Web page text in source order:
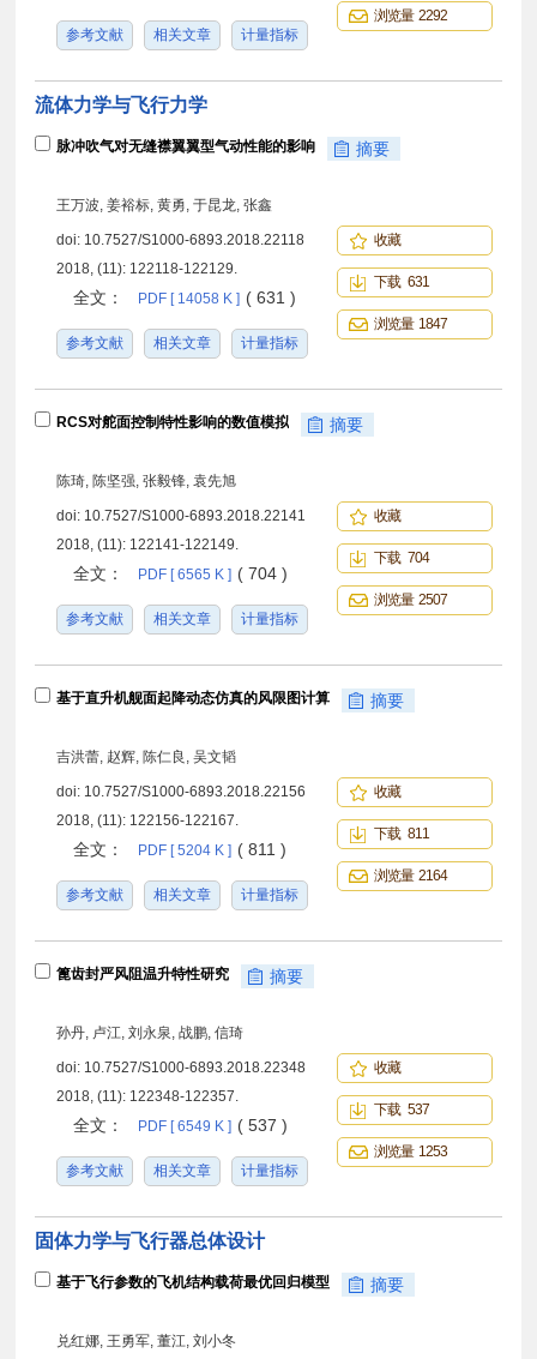
参考文献 相关文章 计量指标
浏览量 2292
流体力学与飞行力学
脉冲吹气对无缝襟翼翼型气动性能的影响 摘要
王万波, 姜裕标, 黄勇, 于昆龙, 张鑫
doi: 10.7527/S1000-6893.2018.22118
2018, (11): 122118-122129.
全文： PDF [ 14058 K ] ( 631 )
参考文献 相关文章 计量指标
收藏
下载 631
浏览量 1847
RCS对舵面控制特性影响的数值模拟 摘要
陈琦, 陈坚强, 张毅锋, 袁先旭
doi: 10.7527/S1000-6893.2018.22141
2018, (11): 122141-122149.
全文： PDF [ 6565 K ] ( 704 )
参考文献 相关文章 计量指标
收藏
下载 704
浏览量 2507
基于直升机舰面起降动态仿真的风限图计算 摘要
吉洪蕾, 赵辉, 陈仁良, 吴文韬
doi: 10.7527/S1000-6893.2018.22156
2018, (11): 122156-122167.
全文： PDF [ 5204 K ] ( 811 )
参考文献 相关文章 计量指标
收藏
下载 811
浏览量 2164
篦齿封严风阻温升特性研究 摘要
孙丹, 卢江, 刘永泉, 战鹏, 信琦
doi: 10.7527/S1000-6893.2018.22348
2018, (11): 122348-122357.
全文： PDF [ 6549 K ] ( 537 )
参考文献 相关文章 计量指标
收藏
下载 537
浏览量 1253
固体力学与飞行器总体设计
基于飞行参数的飞机结构载荷最优回归模型 摘要
兑红娜, 王勇军, 董江, 刘小冬